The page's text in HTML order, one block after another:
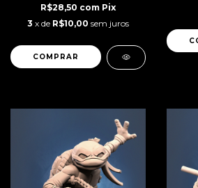
R$28,50 com Pix
3 x de R$10,00 sem juros